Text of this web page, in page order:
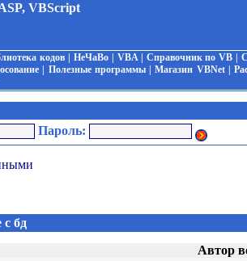
VBScript
кодов |НеЧаВо VBA| Справочник по VB |
Полезные программы|Магазин VBNet|
Пароль:
с бд
Автор